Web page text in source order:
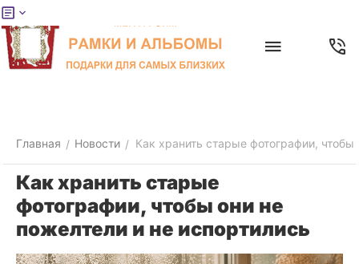
Главная / Новости / Как хранить старые фотографии,
Как хранить старые
фотографии, чтобы они не
пожелтели и не испортились
Меню
товары